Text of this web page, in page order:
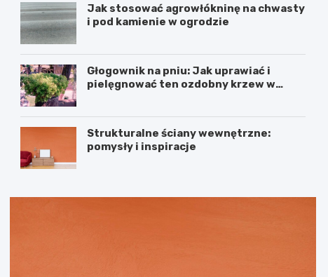
Jak stosować agrowłókninę na chwasty
i pod kamienie w ogrodzie
Głogownik na pniu: Jak uprawiać i
pielęgnować ten ozdobny krzew w
Strukturalne ściany wewnętrzne:
pomysły i inspiracje